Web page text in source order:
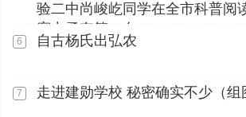
验二中尚峻屹同学在全市科普阅
赛中勇夺第一名
6 自古杨氏出弘农
7 走进建勋学校 秘密确实不少（组